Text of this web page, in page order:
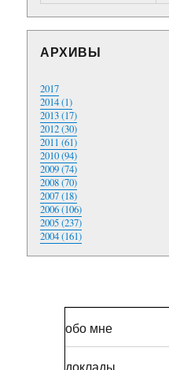
АРХИВЫ
2017
2014 (1)
2013 (17)
2012 (30)
2011 (61)
2010 (94)
2009 (74)
2008 (70)
2007 (18)
2006 (106)
2005 (237)
2004 (161)
обо мне
доклады